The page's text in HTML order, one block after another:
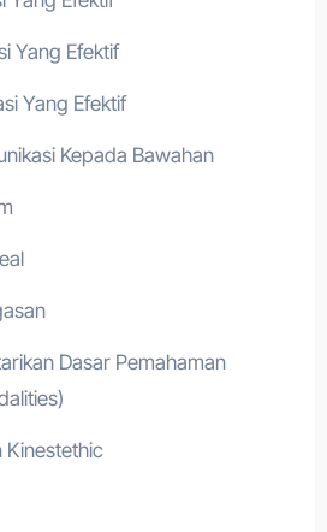
Yang Efektif
Yang Efektif
Kepada Bawahan
Dasar Pemahaman
Kinestethic